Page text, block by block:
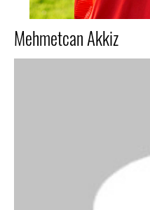
Mehmetcan Akkiz